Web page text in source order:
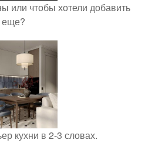
или чтобы хотели добавить
еще?
кухни в 2-3 словах.